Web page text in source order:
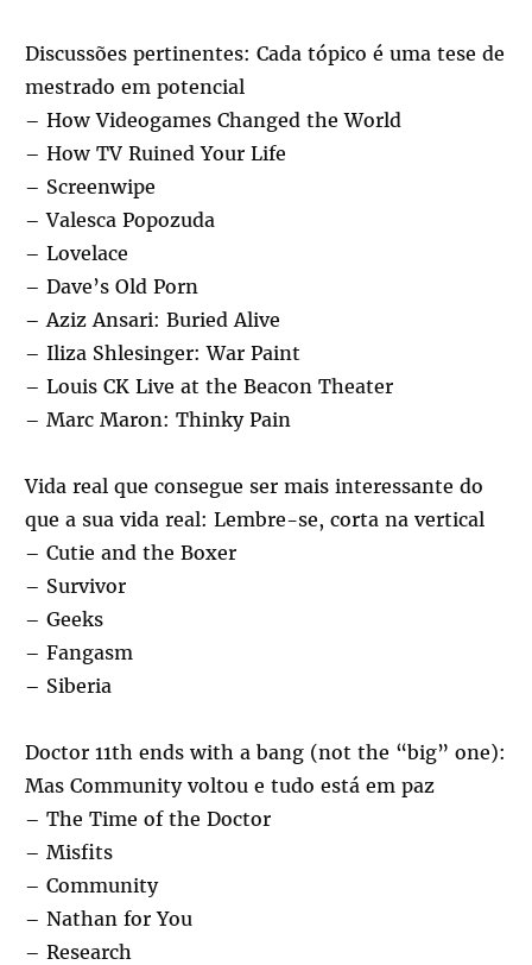
Discussões pertinentes: Cada tópico é uma tese de
mestrado em potencial
– How Videogames Changed the World
– How TV Ruined Your Life
– Screenwipe
– Valesca Popozuda
– Lovelace
– Dave’s Old Porn
– Aziz Ansari: Buried Alive
– Iliza Shlesinger: War Paint
– Louis CK Live at the Beacon Theater
– Marc Maron: Thinky Pain
Vida real que consegue ser mais interessante do
que a sua vida real: Lembre-se, corta na vertical
– Cutie and the Boxer
– Survivor
– Geeks
– Fangasm
– Siberia
Doctor 11th ends with a bang (not the “big” one):
Mas Community voltou e tudo está em paz
– The Time of the Doctor
– Misfits
– Community
– Nathan for You
– Research